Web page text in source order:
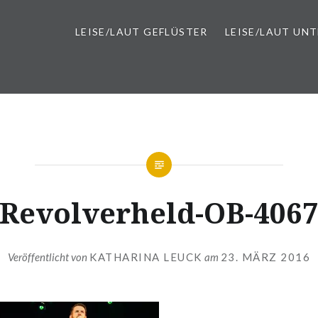
LEISE/LAUT GEFLÜSTER LEISE/LAUT
Revolverheld-OB-4067
Veröffentlicht von KATHARINA LEUCK am 23. MÄRZ 2016